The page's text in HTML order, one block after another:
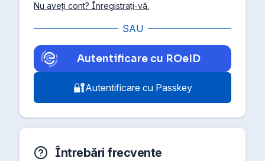
Nu aveți cont? Înregistrați-vă.
SAU
Autentificare cu ROeID
🔐Autentificare cu Passkey
Întrebări frecvente